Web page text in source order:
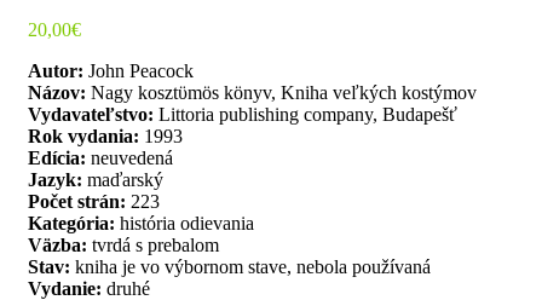
20,00€
Autor: John Peacock
Názov: Nagy kosztϋmös könyv, Kniha veľkých kostýmov
Vydavateľstvo: Littoria publishing company, Budapešť
Rok vydania: 1993
Edícia: neuvedená
Jazyk: maďarský
Počet strán: 223
Kategória: história odievania
Väzba: tvrdá s prebalom
Stav: kniha je vo výbornom stave, nebola používaná
Vydanie: druhé